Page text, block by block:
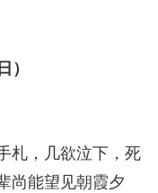
）
札，几欲泣下，死
尚能望见朝霞夕